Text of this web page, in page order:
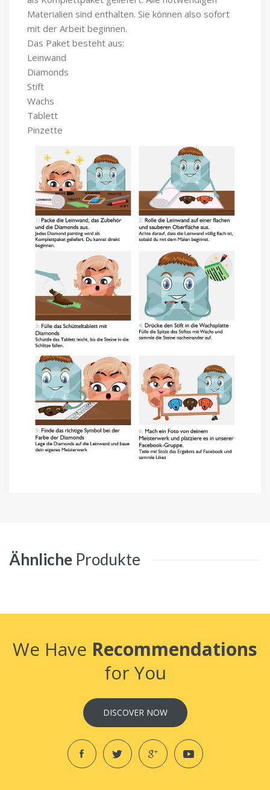
Materialien sind enthalten. Sie können also sofort
mit der Arbeit beginnen.
Das Paket besteht aus:
Leinwand
Diamonds
Stift
Wachs
Tablett
Pinzette
Ähnliche Produkte
We Have Recommendations
for You
DISCOVER NOW